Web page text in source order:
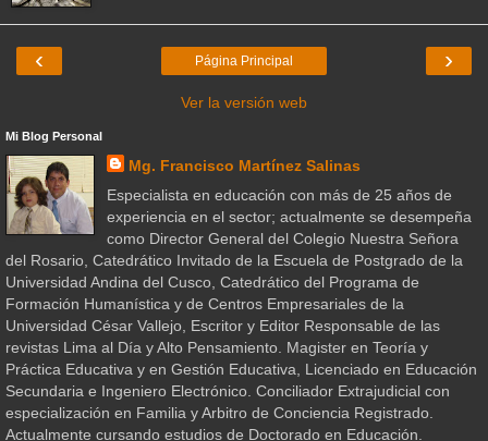
‹ ›
Página Principal
Ver la versión web
Mi Blog Personal
Mg. Francisco Martínez Salinas
Especialista en educación con más de 25 años de
experiencia en el sector; actualmente se desempeña
como Director General del Colegio Nuestra Señora
del Rosario, Catedrático Invitado de la Escuela de Postgrado de la
Universidad Andina del Cusco, Catedrático del Programa de
Formación Humanística y de Centros Empresariales de la
Universidad César Vallejo, Escritor y Editor Responsable de las
revistas Lima al Día y Alto Pensamiento. Magister en Teoría y
Práctica Educativa y en Gestión Educativa, Licenciado en Educación
Secundaria e Ingeniero Electrónico. Conciliador Extrajudicial con
especialización en Familia y Arbitro de Conciencia Registrado.
Actualmente cursando estudios de Doctorado en Educación.